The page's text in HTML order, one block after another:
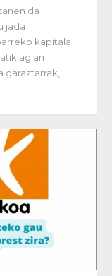
da
jada
kapitala
agian
garaztarrak,